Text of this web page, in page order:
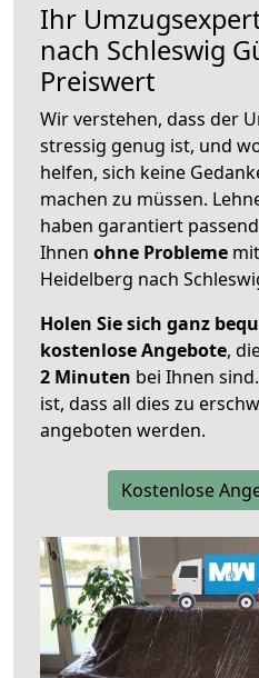
Ihr
nach Schleswig
Preiswert
Wir verstehen, dass der
stressig genug ist, und
helfen, sich keine
machen zu müssen.
haben garantiert
Ihnen ohne Probleme
Heidelberg nach
Holen Sie sich ganz
kostenlose Angebote,
2 Minuten bei Ihnen
ist, dass all dies zu
angeboten werden.
Kostenlose